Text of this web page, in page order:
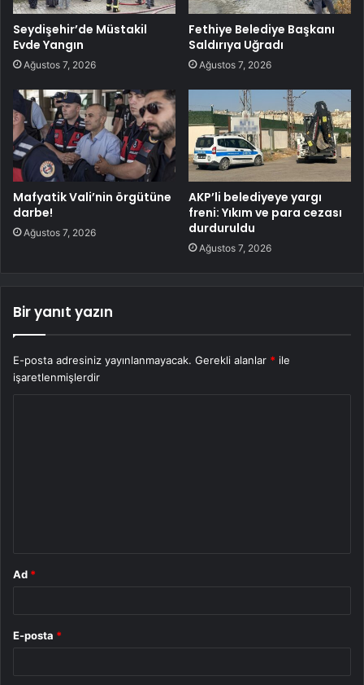
Seydişehir’de Müstakil
Evde Yangın
Ağustos 7, 2026
Fethiye Belediye Başkanı
Saldırıya Uğradı
Ağustos 7, 2026
Mafyatik Vali’nin örgütüne
darbe!
Ağustos 7, 2026
AKP’li belediyeye yargı
freni: Yıkım ve para cezası
durduruldu
Ağustos 7, 2026
Bir yanıt yazın
E-posta adresiniz yayınlanmayacak. Gerekli alanlar * ile
işaretlenmişlerdir
Ad *
E-posta *